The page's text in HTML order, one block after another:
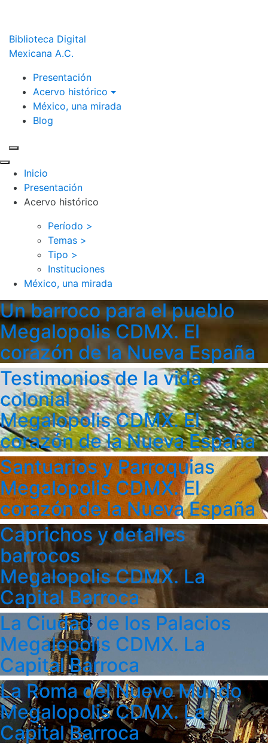
Biblioteca Digital
Mexicana A.C.
Presentación
Acervo histórico
México, una mirada
Blog
Inicio
Presentación
Acervo histórico
Período >
Temas >
Tipo >
Instituciones
México, una mirada
Un barroco para el pueblo
Megalopolis CDMX. El
corazón de la Nueva España
Testimonios de la vida
colonial
Megalopolis CDMX. El
corazón de la Nueva España
Santuarios y Parroquias
Megalopolis CDMX. El
corazón de la Nueva España
Caprichos y detalles
barrocos
Megalopolis CDMX. La
Capital Barroca
La Ciudad de los Palacios
Megalopolis CDMX. La
Capital Barroca
La Roma del Nuevo Mundo
Megalopolis CDMX. La
Capital Barroca